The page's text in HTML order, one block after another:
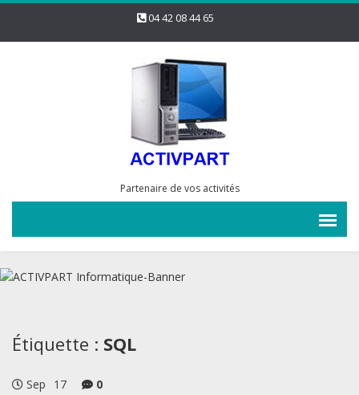
04 42 08 44 65
Partenaire de vos activités
Étiquette : SQL
Sep 17 0